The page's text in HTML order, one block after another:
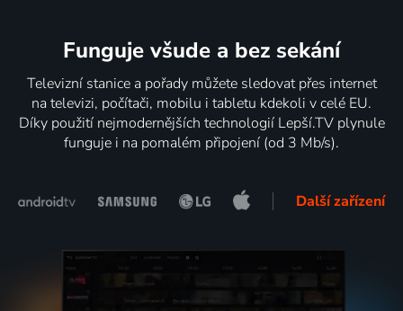
Funguje všude a bez sekání
Televizní stanice a pořady můžete sledovat přes internet
na televizi, počítači, mobilu i tabletu kdekoli v celé EU.
Díky použití nejmodernějších technologií Lepší.TV plynule
funguje i na pomalém připojení (od 3 Mb/s).
Další zařízení